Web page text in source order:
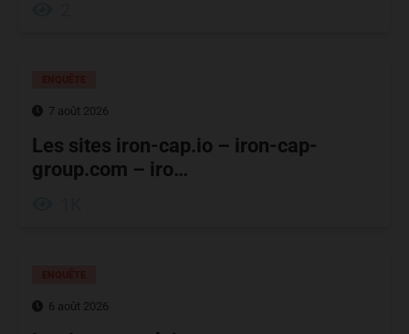
7 août 2026
Les sites iron-cap.io – iron-cap-
group.com – iro…
6 août 2026